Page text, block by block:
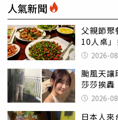
人氣新聞
父親節
10人桌
店家看笑
2026-
颱風天讓
莎莎挨
2026-
日本人